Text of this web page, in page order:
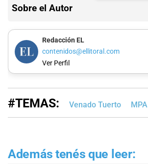
Sobre el Autor
Redacción EL
contenidos@ellitoral.com
Ver Perfil
#TEMAS: Venado Tuerto MPA
Además tenés que leer: